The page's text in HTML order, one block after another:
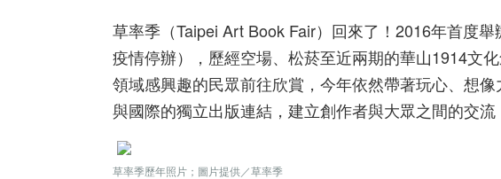
草率季（Taipei Art Book Fair）回來了！2016年首度
疫情停辦），歷經空場、松菸至近兩期的華山1914文
領域感興趣的民眾前往欣賞，今年依然帶著玩心、想
與國際的獨立出版連結，建立創作者與大眾之間的交流
草率季歷年照片；圖片提供／草率季